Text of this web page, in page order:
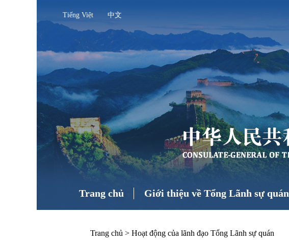
Tiếng Việt 中文
Trang chủ Giới thiệu về Tổng Lãnh sự quán
Trang chủ > Hoạt động của lãnh đạo Tổng Lãnh sự quán